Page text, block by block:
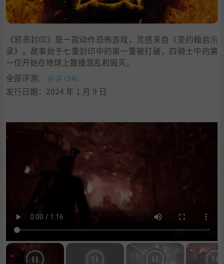
《邪恶封印》是一款动作恐怖游戏，灵感来自《圣约翰启示
录》。故事始于七重封印中的第一重被打破，四骑士中的第
一位开始在地球上散播混乱和毁灭。
全部评测：
好评 (34)
发行日期：2024 年 1 月 9 日